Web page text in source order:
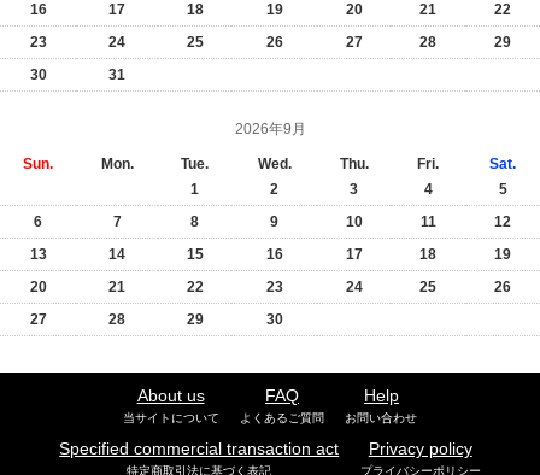
16
17 18 19 20 21
22
23
24 25 26 27 28
29
30
31
2026年9月
Sun. Mon. Tue. Wed. Thu. Fri.
Sat.
1
2 3 4
5
6
7 8 9 10 11
12
13
14 15 16 17 18
19
20
21 22 23 24 25
26
27
28 29 30
About us
当サイトについて
FAQ
よくあるご質問
Help
お問い合わせ
Specified commercial transaction act
特定商取引法に基づく表記
Privacy policy
プライバシーポリシー